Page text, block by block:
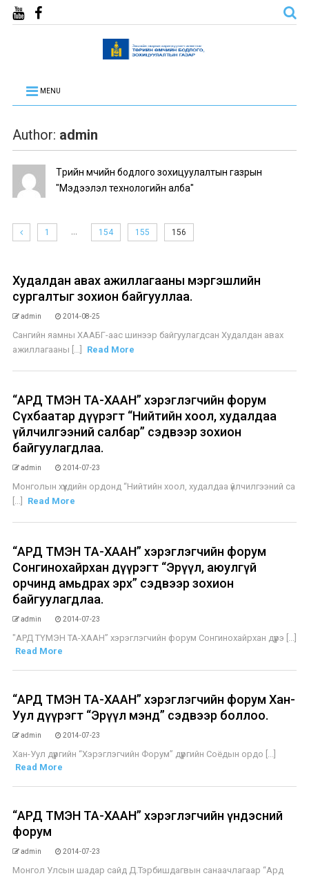
MENU
Author: admin
Төрийн өмчийн бодлого зохицуулалтын газрын
"Мэдээлэл технологийн алба"
1 … 154 155 156
Худалдан авах ажиллагааны мэргэшлийн
сургалтыг зохион байгууллаа.
admin 2014-08-25
Сангийн яамны ХААБГ-аас шинээр байгуулагдсан Худалдан авах
ажиллагааны [...]
Read More
“АРД ТҮМЭН ТА-ХААН” хэрэглэгчийн форум
Сүхбаатар дүүрэгт “Нийтийн хоол, худалдаа
үйлчилгээний салбар” сэдвээр зохион
байгуулагдлаа.
admin 2014-07-23
Монголын хүүхдийн ордонд “Нийтийн хоол, худалдаа үйлчилгээний са
[...]
Read More
“АРД ТҮМЭН ТА-ХААН” хэрэглэгчийн форум
Сонгинохайрхан дүүрэгт “Эрүүл, аюулгүй
орчинд амьдрах эрх” сэдвээр зохион
байгуулагдлаа.
admin 2014-07-23
"АРД ТҮМЭН ТА-ХААН” хэрэглэгчийн форум Сонгинохайрхан дүүрэ [...]
Read More
“АРД ТҮМЭН ТА-ХААН” хэрэглэгчийн форум Хан-
Уул дүүрэгт “Эрүүл мэнд” сэдвээр боллоо.
admin 2014-07-23
Хан-Уул дүүргийн “Хэрэглэгчийн Форум” дүүргийн Соёдын ордо [...]
Read More
“АРД ТҮМЭН ТА-ХААН” хэрэглэгчийн үндэсний
форум
admin 2014-07-23
Монгол Улсын шадар сайд Д.Тэрбишдагвын санаачлагаар “Ард